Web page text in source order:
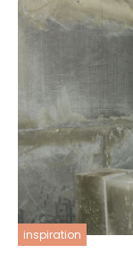
inspiration